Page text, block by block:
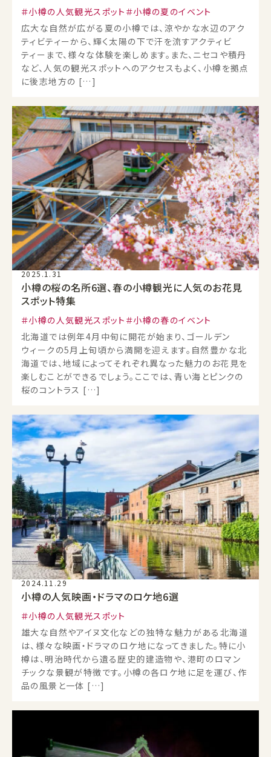
小樽の人気観光スポット
小樽の夏のイベント
広大な自然が広がる夏の小樽では、涼やかな水辺のアク
ティビティーから、輝く太陽の下で汗を流すアクティビ
ティーまで、様々な体験を楽しめます。また、ニセコや積丹
など、人気の観光スポットへのアクセスもよく、小樽を拠点
に後志地方の […]
2025.1.31
小樽の桜の名所6選、春の小樽観光に人気のお花見
スポット特集
小樽の人気観光スポット
小樽の春のイベント
北海道では例年4月中旬に開花が始まり、ゴールデン
ウィークの5月上旬頃から満開を迎えます。自然豊かな北
海道では、地域によってそれぞれ異なった魅力のお花見を
楽しむことができるでしょう。ここでは、青い海とピンクの
桜のコントラス […]
2024.11.29
小樽の人気映画・ドラマのロケ地6選
小樽の人気観光スポット
雄大な自然やアイヌ文化などの独特な魅力がある北海道
は、様々な映画・ドラマのロケ地になってきました。特に小
樽は、明治時代から遺る歴史的建造物や、港町のロマン
チックな景観が特徴です。小樽の各ロケ地に足を運び、作
品の風景と一体 […]